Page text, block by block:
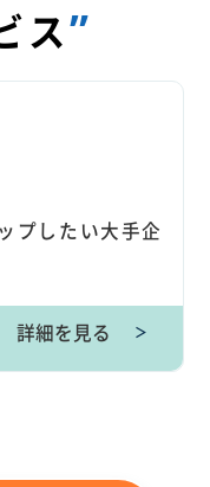
ス”
プしたい大手企
詳細を見る ＞